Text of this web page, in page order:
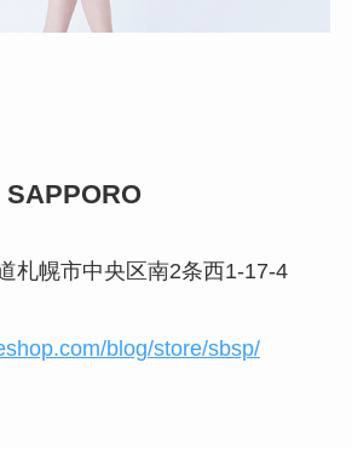
札幌市中央区南2条西1-17-4
blog/store/sbsp/